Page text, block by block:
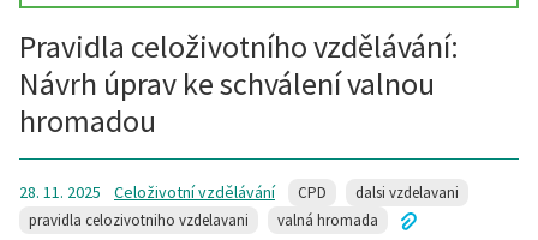
Pravidla celoživotního vzdělávání:
Návrh úprav ke schválení valnou
hromadou
28. 11. 2025 Celoživotní vzdělávání CPD
dalsi vzdelavani
pravidla celozivotniho vzdelavani
valná hromada